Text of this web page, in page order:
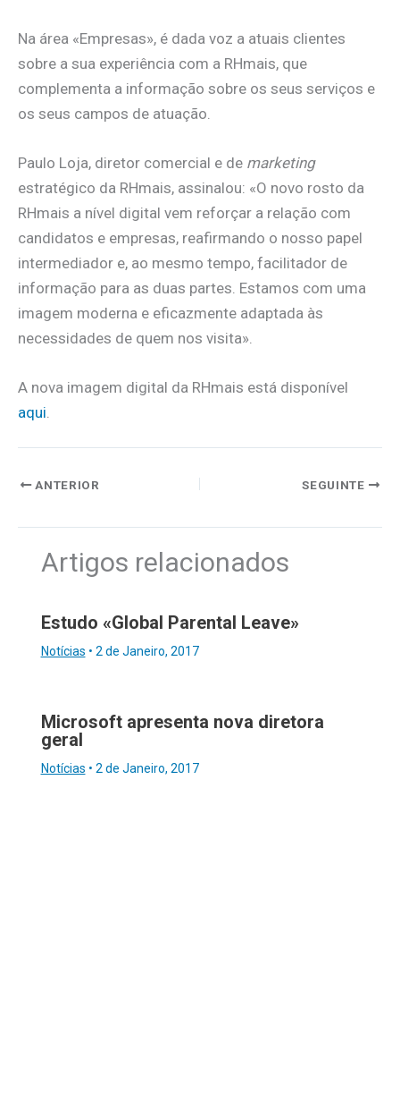
Na área «Empresas», é dada voz a atuais clientes
sobre a sua experiência com a RHmais, que
complementa a informação sobre os seus serviços e
os seus campos de atuação.
Paulo Loja, diretor comercial e de marketing
estratégico da RHmais, assinalou: «O novo rosto da
RHmais a nível digital vem reforçar a relação com
candidatos e empresas, reafirmando o nosso papel
intermediador e, ao mesmo tempo, facilitador de
informação para as duas partes. Estamos com uma
imagem moderna e eficazmente adaptada às
necessidades de quem nos visita».
A nova imagem digital da RHmais está disponível
aqui
ANTERIOR SEGUINTE
Artigos relacionados
Estudo «Global Parental Leave»
Notícias • 2 de Janeiro, 2017
Microsoft apresenta nova diretora
geral
Notícias • 2 de Janeiro, 2017